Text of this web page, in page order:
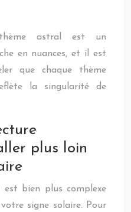
thème astral est un
en nuances, et il est
que chaque thème
la singularité de
plus loin
est bien plus complexe
signe solaire. Pour